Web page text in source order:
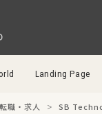
Landing Page
職・求人 SB